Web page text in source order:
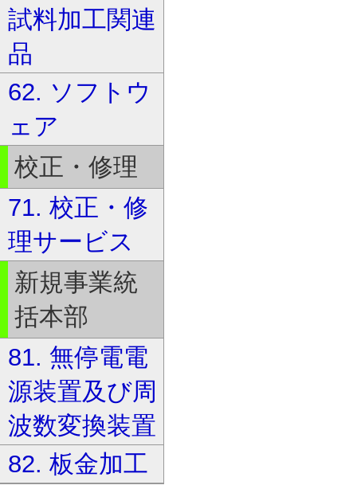
試料加工関連
品
62. ソフトウ
ェア
校正・修理
71. 校正・修
理サービス
新規事業統
括本部
81. 無停電電
源装置及び周
波数変換装置
82. 板金加工